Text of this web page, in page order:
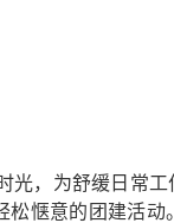
光，为舒缓日常
惬意的团建活